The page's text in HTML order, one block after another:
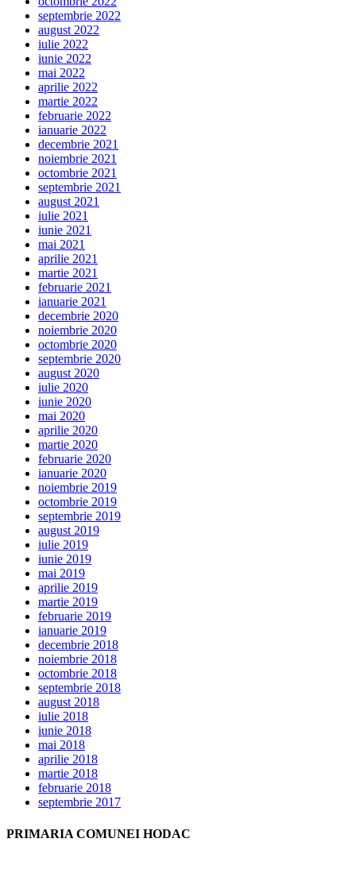
septembrie 2022
august 2022
iulie 2022
iunie 2022
mai 2022
aprilie 2022
martie 2022
februarie 2022
ianuarie 2022
decembrie 2021
noiembrie 2021
octombrie 2021
septembrie 2021
august 2021
iulie 2021
iunie 2021
mai 2021
aprilie 2021
martie 2021
februarie 2021
ianuarie 2021
decembrie 2020
noiembrie 2020
octombrie 2020
septembrie 2020
august 2020
iulie 2020
iunie 2020
mai 2020
aprilie 2020
martie 2020
februarie 2020
ianuarie 2020
noiembrie 2019
octombrie 2019
septembrie 2019
august 2019
iulie 2019
iunie 2019
mai 2019
aprilie 2019
martie 2019
februarie 2019
ianuarie 2019
decembrie 2018
noiembrie 2018
octombrie 2018
septembrie 2018
august 2018
iulie 2018
iunie 2018
mai 2018
aprilie 2018
martie 2018
februarie 2018
septembrie 2017
PRIMARIA COMUNEI HODAC